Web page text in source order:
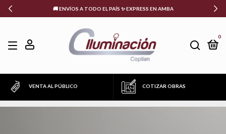
🚚 ENVÍOS A TODO EL PAÍS ✨ EXPRESS EN AMBA
0
VENTA AL PÚBLICO COTIZAR OBRAS